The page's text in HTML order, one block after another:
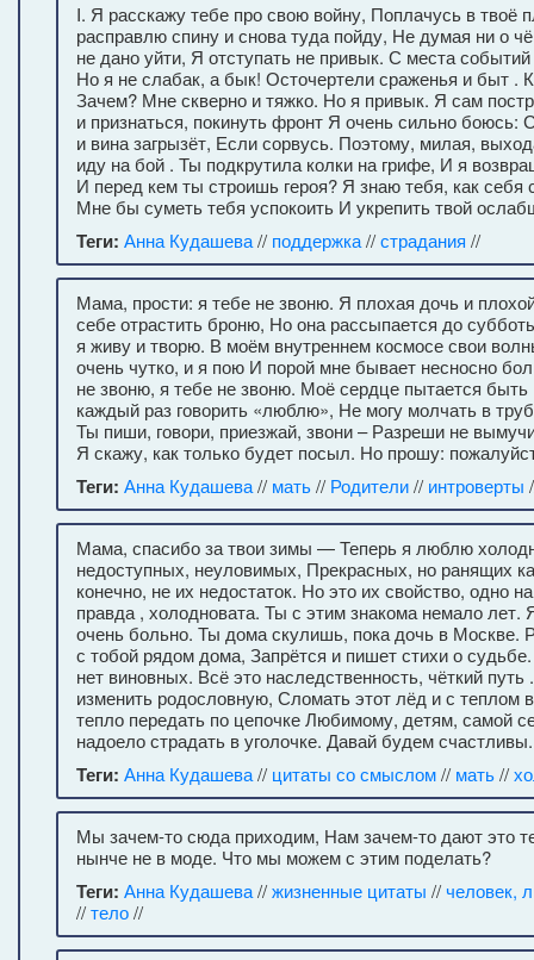
I. Я расскажу тебе про свою войну, Поплачусь в твоё
расправлю спину и снова туда пойду, Не думая ни о
не дано уйти, Я отступать не привык. С места
Но я не слабак, а бык! Осточертели сраженья и быт .
Зачем? Мне скверно и тяжко. Но я привык. Я сам
и признаться, покинуть фронт Я очень сильно боюсь:
и вина загрызёт, Если сорвусь. Поэтому, милая,
иду на бой . Ты подкрутила колки на грифе, И я
И перед кем ты строишь героя? Я знаю тебя, как себя
Мне бы суметь тебя успокоить И укрепить твой
Теги: Анна Кудашева// поддержка//страдания //
Мама, прости: я тебе не звоню. Я плохая дочь и
себе отрастить броню, Но она рассыпается до
я живу и творю. В моём внутреннем космосе свои
очень чутко, и я пою И порой мне бывает несносно
не звоню, я тебе не звоню. Моё сердце пытается быть
каждый раз говорить «люблю», Не могу молчать в
Ты пиши, говори, приезжай, звони – Разреши не
Я скажу, как только будет посыл. Но прошу:
Теги: Анна Кудашева// мать// Родители// интроверты
Мама, спасибо за твои зимы — Теперь я люблю
недоступных, неуловимых, Прекрасных, но ранящих
конечно, не их недостаток. Но это их свойство, одно
правда , холодновата. Ты с этим знакома немало лет.
очень больно. Ты дома скулишь, пока дочь в Москве.
с тобой рядом дома, Запрётся и пишет стихи о
нет виновных. Всё это наследственность, чёткий путь
изменить родословную, Сломать этот лёд и с теплом
тепло передать по цепочке Любимому, детям, самой
надоело страдать в уголочке. Давай будем
Теги: Анна Кудашева// цитаты со смыслом// мать//
Мы зачем-то сюда приходим, Нам зачем-то дают это
нынче не в моде. Что мы можем с этим поделать?
Теги: Анна Кудашева//жизненные цитаты //человек,
//тело//